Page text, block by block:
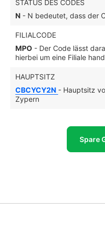
STATUS DES CODES
N - N bedeutet, dass der
FILIALCODE
MPO - Der Code lässt
hierbei um eine Filiale
HAUPTSITZ
CBCYCY2N - Hauptsitz
Zypern
Spare